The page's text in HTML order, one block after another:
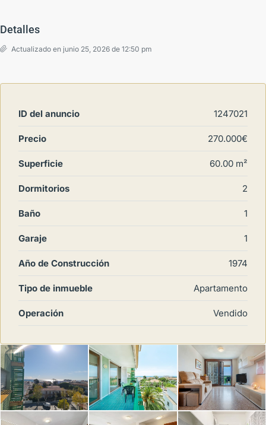
Detalles
Actualizado en junio 25, 2026 de 12:50 pm
ID del anuncio 1247021
Precio 270.000€
Superficie 60.00 m²
Dormitorios 2
Baño 1
Garaje 1
Año de Construcción 1974
Tipo de inmueble Apartamento
Operación Vendido